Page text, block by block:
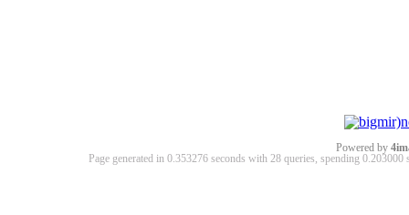
Powered by
Page generated in 0.353276 seconds with 28 queries, spending